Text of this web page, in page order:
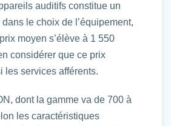
auditifs constitue un
le choix de l’équipement,
moyen s’élève à 1 550
considérer que ce prix
les services afférents.
dont la gamme va de 700 à
les caractéristiques